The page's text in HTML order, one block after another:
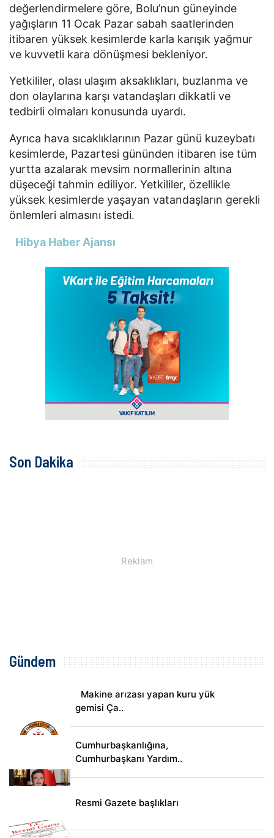
değerlendirmelere göre, Bolu’nun güneyinde
yağışların 11 Ocak Pazar sabah saatlerinden
itibaren yüksek kesimlerde karla karışık yağmur
ve kuvvetli kara dönüşmesi bekleniyor.
Yetkililer, olası ulaşım aksaklıkları, buzlanma ve
don olaylarına karşı vatandaşları dikkatli ve
tedbirli olmaları konusunda uyardı.
Ayrıca hava sıcaklıklarının Pazar günü kuzeybatı
kesimlerde, Pazartesi gününden itibaren ise tüm
yurtta azalarak mevsim normallerinin altına
düşeceği tahmin ediliyor. Yetkililer, özellikle
yüksek kesimlerde yaşayan vatandaşların gerekli
önlemleri almasını istedi.
Hibya Haber Ajansı
Son Dakika
Gündem
Makine arızası yapan kuru yük
gemisi Ça..
Cumhurbaşkanlığına,
Cumhurbaşkanı Yardım..
Resmi Gazete başlıkları